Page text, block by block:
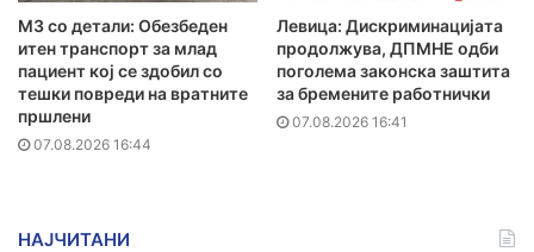
MЗ со детали: Обезбеден
итен транспорт за млад
пациент кој се здобил со
тешки повреди на вратните
пршлени
07.08.2026 16:44
Левица: Дискриминацијата
продолжува, ДПМНЕ одби
поголема законска заштита
за бремените работнички
07.08.2026 16:41
НАЈЧИТАНИ